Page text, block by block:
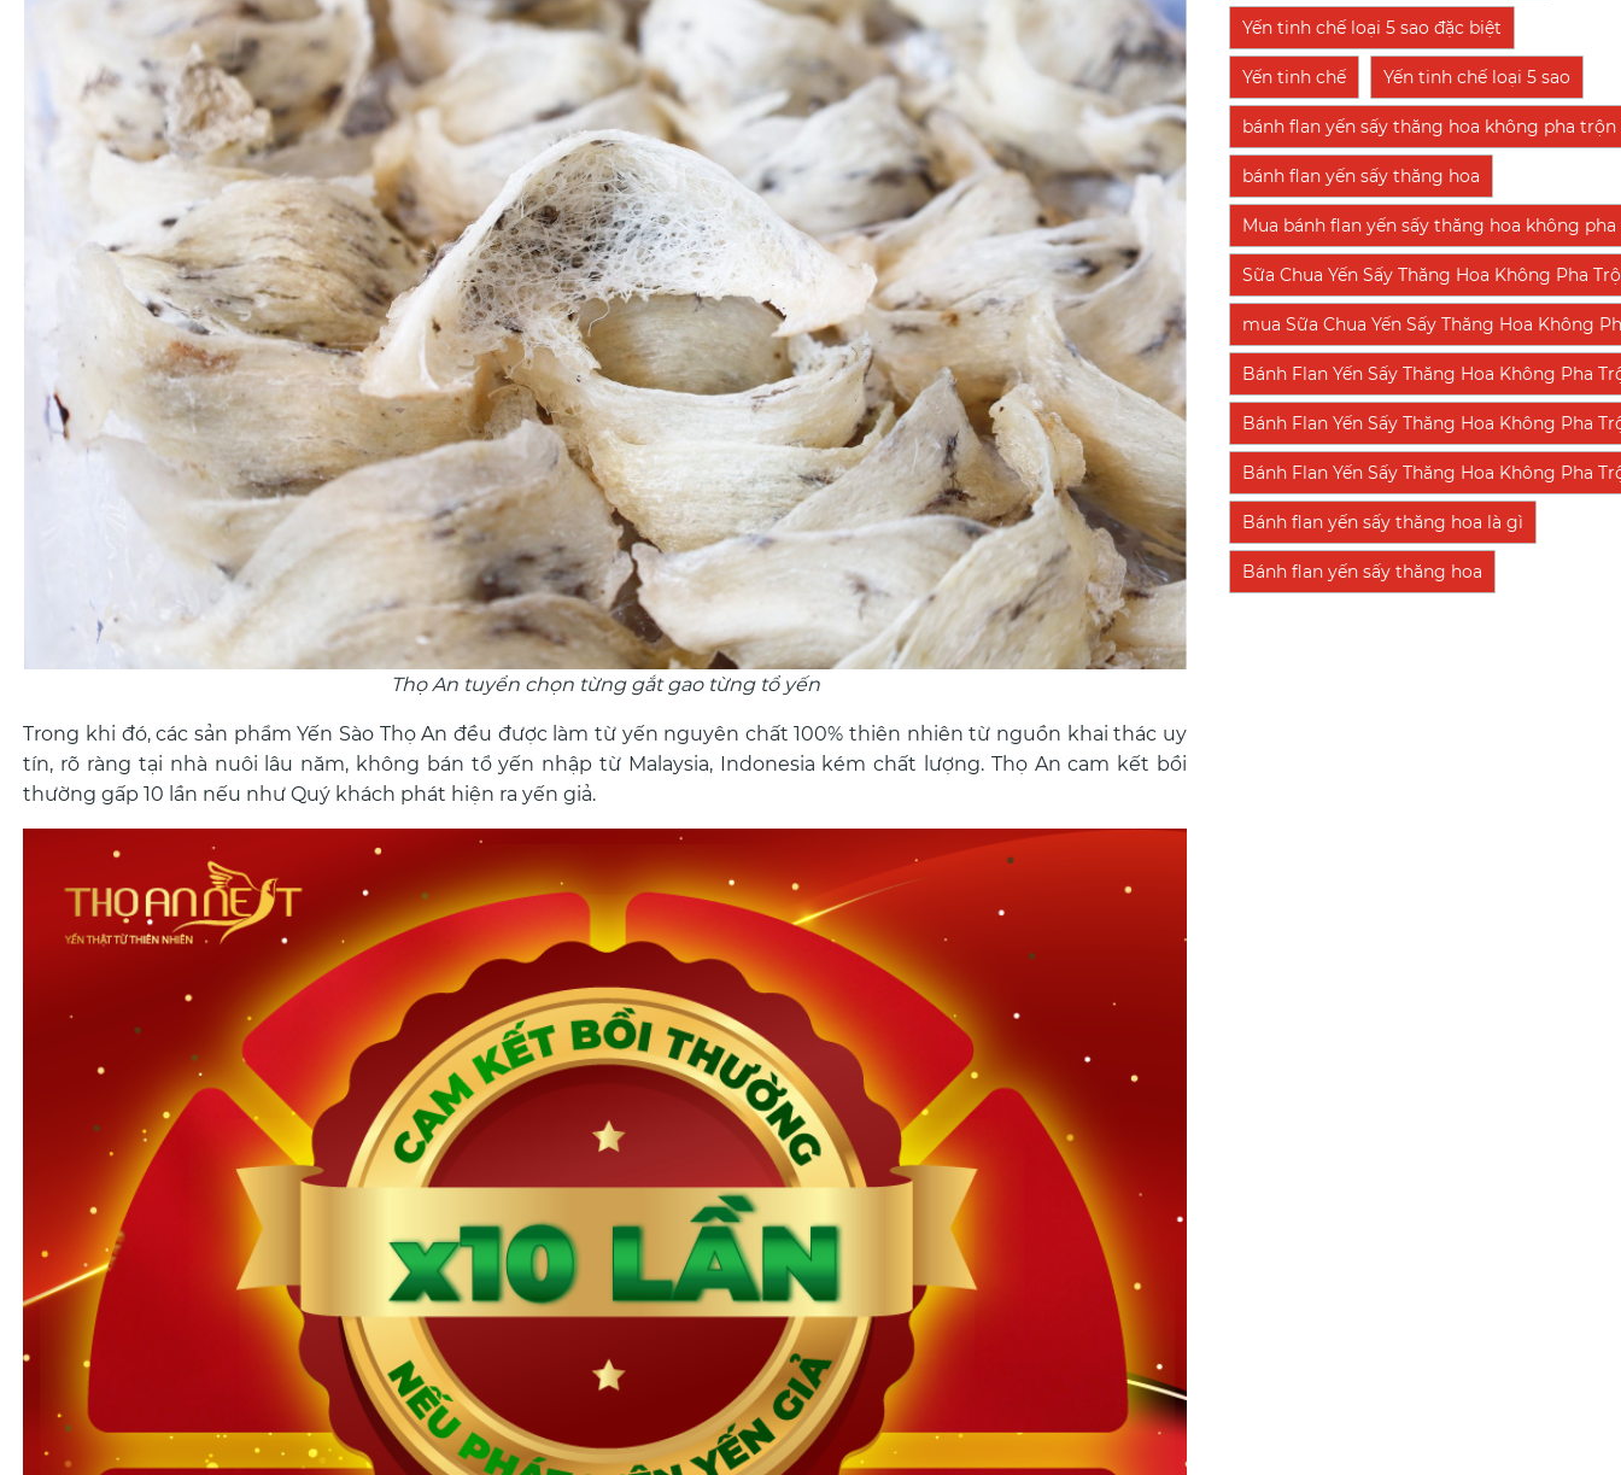
Thọ An tuyển chọn từng gắt gao từng tổ yến
Trong khi đó, các sản phẩm Yến Sào Thọ An đều được làm từ yến nguyên chất 100% thiên nhiên từ nguồn khai thác uy
tín, rõ ràng tại nhà nuôi lâu năm, không bán tổ yến nhập từ Malaysia, Indonesia kém chất lượng. Thọ An cam kết bồi
thường gấp 10 lần nếu như Quý khách phát hiện ra yến giả.
Yến tinh chế loại 5 sao đặc biệt
Yến tinh chế Yến tinh chế loại 5 sao
bánh flan yến sấy thăng hoa không pha trộn
bánh flan yến sấy thăng hoa
Mua bánh flan yến sấy thăng hoa không
Sữa Chua Yến Sấy Thăng Hoa Không Pha
mua Sữa Chua Yến Sấy Thăng Hoa Không
Bánh Flan Yến Sấy Thăng Hoa Không Pha
Bánh Flan Yến Sấy Thăng Hoa Không Pha
Bánh Flan Yến Sấy Thăng Hoa Không Pha
Bánh flan yến sấy thăng hoa là gì
Bánh flan yến sấy thăng hoa